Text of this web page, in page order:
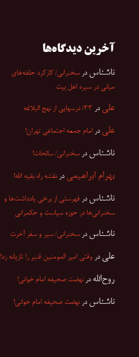
آخرین دیدگاه‌ها
ناشناس در سخنرانی/ کارکرد حلقه‌های
میانی در سیره اهل بیت
علی در ۳۳/ درسهایی از نهج البلاغه
علی در امام جمعه اجتماعی تهران!
ناشناس در سخنرانی/ سائحات!
بهرام ابراهیمی درنقشه راه بقیه الله!
ناشناس در فهرستی از برخی یادداشت‌ها و
سخنرانی‌ها در حوزه سیاست و حکمرانی
ناشناس در سخنرانی/ سیر و سفر آخرت
علی در وقتی امیر المومنین قنبر را تازیانه زد!
روح‌الله درنهضت صحیفه امام خوانی!
ناشناس درنهضت صحیفه امام خوانی!